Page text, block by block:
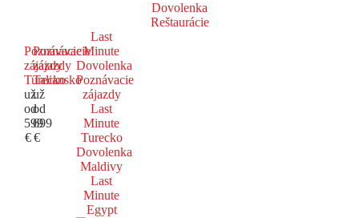
Dovolenka
Reštaurácie
Poznávacie
zájazdy
Turecko
už
od
599
€
Poznávacie
zájazdy
Taliansko
už
od
699
€
Last
Minute
Dovolenka
Poznávacie
zájazdy
Last
Minute
Turecko
Dovolenka
Maldivy
Last
Minute
Egypt